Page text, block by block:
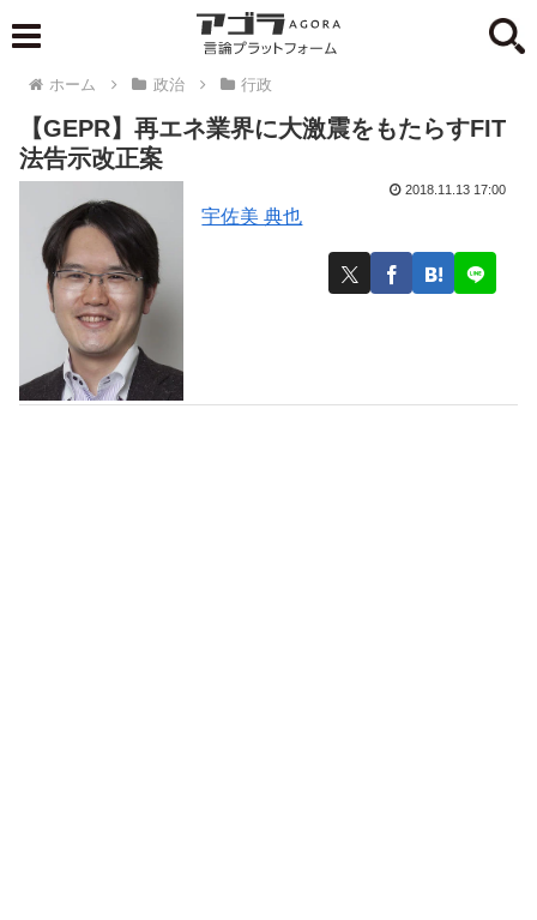
ホーム 政治 行政
【GEPR】再エネ業界に大激震をもたらすFIT
法告示改正案
宇佐美 典也
2018.11.13 17:00